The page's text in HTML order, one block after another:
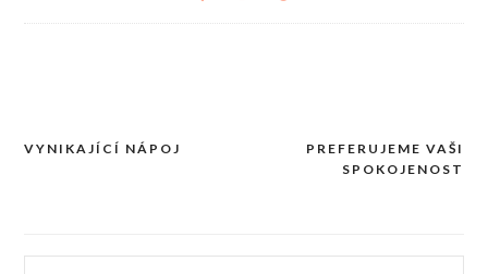
Navigace
VYNIKAJÍCÍ NÁPOJ
PREFERUJEME VAŠI
SPOKOJENOST